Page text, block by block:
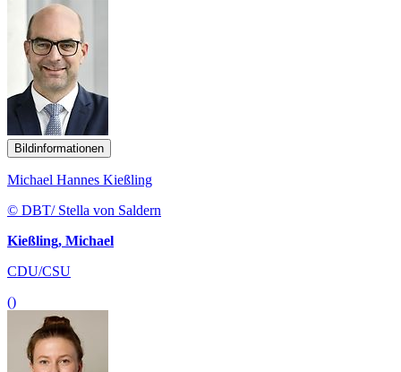
Bildinformationen
Michael Hannes Kießling
© DBT/ Stella von Saldern
Kießling, Michael
CDU/CSU
()